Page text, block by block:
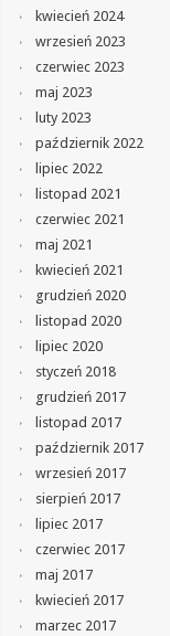
kwiecień 2024
wrzesień 2023
czerwiec 2023
maj 2023
luty 2023
październik 2022
lipiec 2022
listopad 2021
czerwiec 2021
maj 2021
kwiecień 2021
grudzień 2020
listopad 2020
lipiec 2020
styczeń 2018
grudzień 2017
listopad 2017
październik 2017
wrzesień 2017
sierpień 2017
lipiec 2017
czerwiec 2017
maj 2017
kwiecień 2017
marzec 2017